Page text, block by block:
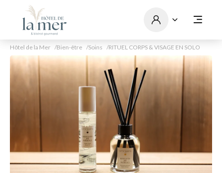
Hôtel de la Mer Bien-être Soins RITUEL CORPS & VISAGE EN SOLO